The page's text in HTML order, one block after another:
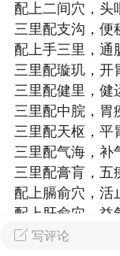
容平，顺时收
时精气
0
写评论
配上二间穴， 头
三里配支沟， 便
配上手三里， 通
三里配璇玑， 开
三里配健里， 健
三里配中脘， 胃
三里配天枢， 平
三里配气海， 补
三里配膏肓， 五
配上膈俞穴， 活
配上肝俞穴， 益
三里配命门，